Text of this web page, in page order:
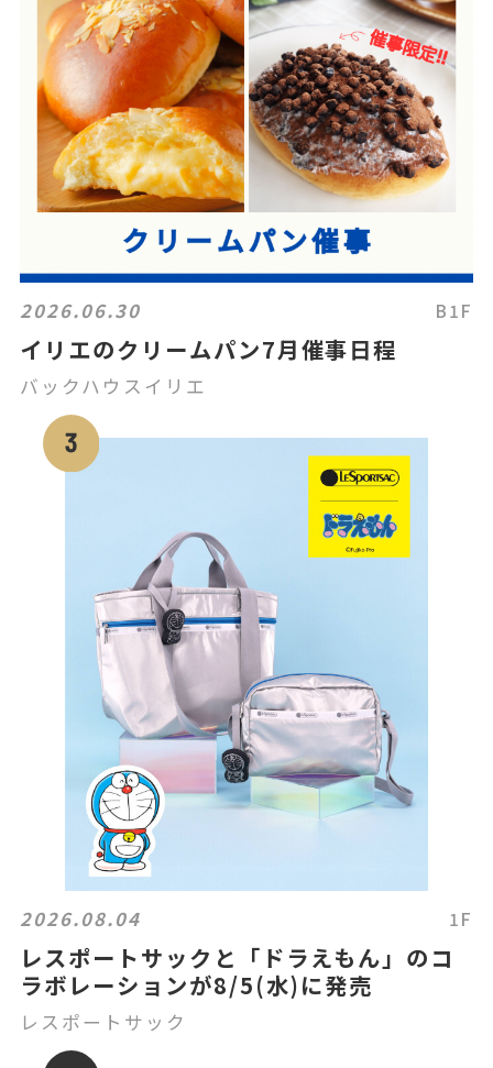
2026.06.30 B1F
イリエのクリームパン7月催事日程
バックハウスイリエ
2026.08.04 1F
レスポートサックと「ドラえもん」のコ
ラボレーションが8/5(水)に発売
レスポートサック